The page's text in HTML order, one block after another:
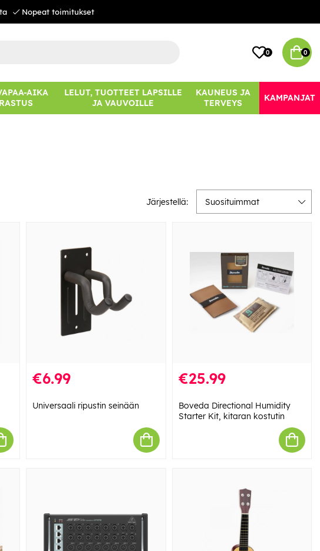
Nopeat toimitukset
0 0
AIKA
LELUT, TUOTTEET LAPSILLE
JA VAUVOILLE
KAUNEUS JA
TERVEYS
KAMPANJAT
Järjestellä: Suosituimmat
€6.99
Universaali ripustin seinään
€25.99
Boveda Directional Humidity
Starter Kit, kitaran kostutin